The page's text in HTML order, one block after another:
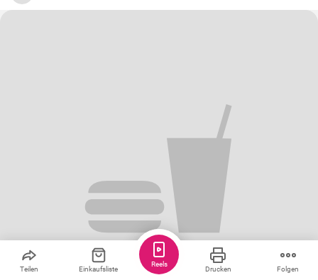
Teilen Einkaufsliste Drucken Folgen
Reels